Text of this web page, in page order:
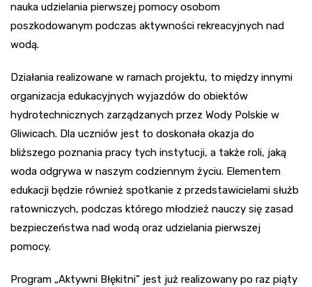
nauka udzielania pierwszej pomocy osobom
poszkodowanym podczas aktywności rekreacyjnych nad
wodą.
Działania realizowane w ramach projektu, to między innymi
organizacja edukacyjnych wyjazdów do obiektów
hydrotechnicznych zarządzanych przez Wody Polskie w
Gliwicach. Dla uczniów jest to doskonała okazja do
bliższego poznania pracy tych instytucji, a także roli, jaką
woda odgrywa w naszym codziennym życiu. Elementem
edukacji będzie również spotkanie z przedstawicielami służb
ratowniczych, podczas którego młodzież nauczy się zasad
bezpieczeństwa nad wodą oraz udzielania pierwszej
pomocy.
Program „Aktywni Błękitni” jest już realizowany po raz piąty